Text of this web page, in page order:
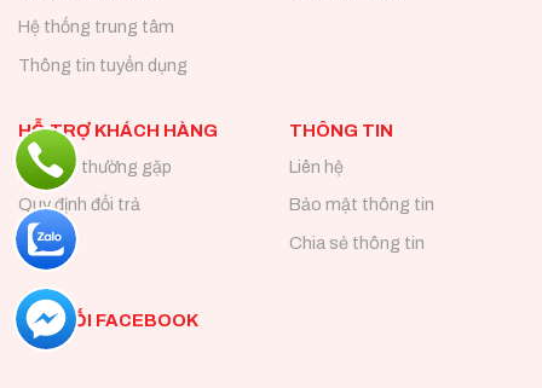
Hệ thống trung tâm
Thông tin tuyển dụng
HỖ TRỢ KHÁCH HÀNG
Câu hỏi thường gặp
Quy định đổi trả
THÔNG TIN
Liên hệ
Bảo mật thông tin
Chia sẻ thông tin
KẾT NỐI FACEBOOK